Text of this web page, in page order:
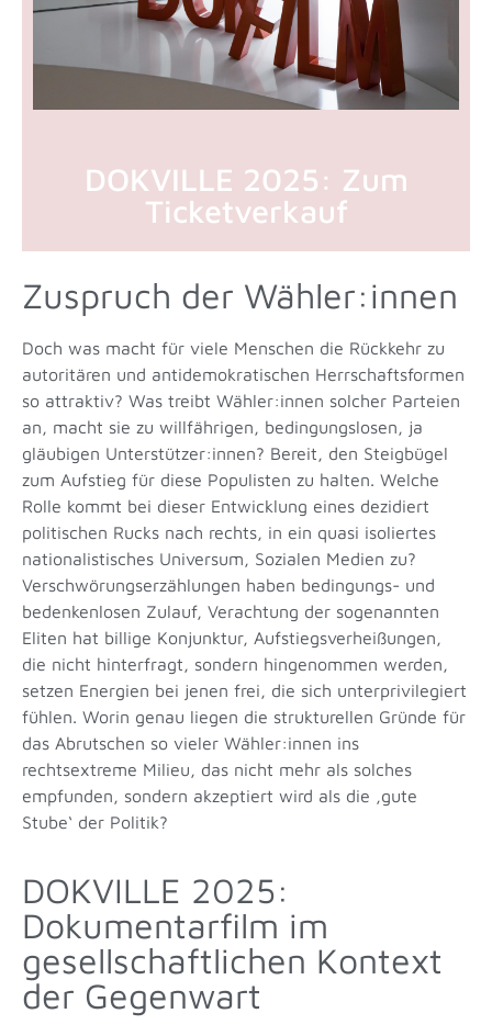
DOKVILLE 2025: Zum
Ticketverkauf
Zuspruch der Wähler:innen
Doch was macht für viele Menschen die Rückkehr zu
autoritären und antidemokratischen Herrschaftsformen
so attraktiv? Was treibt Wähler:innen solcher Parteien
an, macht sie zu willfährigen, bedingungslosen, ja
gläubigen Unterstützer:innen? Bereit, den Steigbügel
zum Aufstieg für diese Populisten zu halten. Welche
Rolle kommt bei dieser Entwicklung eines dezidiert
politischen Rucks nach rechts, in ein quasi isoliertes
nationalistisches Universum, Sozialen Medien zu?
Verschwörungserzählungen haben bedingungs- und
bedenkenlosen Zulauf, Verachtung der sogenannten
Eliten hat billige Konjunktur, Aufstiegsverheißungen,
die nicht hinterfragt, sondern hingenommen werden,
setzen Energien bei jenen frei, die sich unterprivilegiert
fühlen. Worin genau liegen die strukturellen Gründe für
das Abrutschen so vieler Wähler:innen ins
rechtsextreme Milieu, das nicht mehr als solches
empfunden, sondern akzeptiert wird als die ‚gute
Stube‘ der Politik?
DOKVILLE 2025:
Dokumentarfilm im
gesellschaftlichen Kontext
der Gegenwart